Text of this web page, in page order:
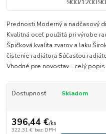
Prednosti Moderný a nadčasový
Kvalitná oceľ použitá pri výrobe
Špičková kvalita zvarov a laku
čistenie radiátora Súčasťou
Vhodné pre novostav... celý popis
Dostupnosť Skladom
396,44 €/ks
322,31 € bez DPH